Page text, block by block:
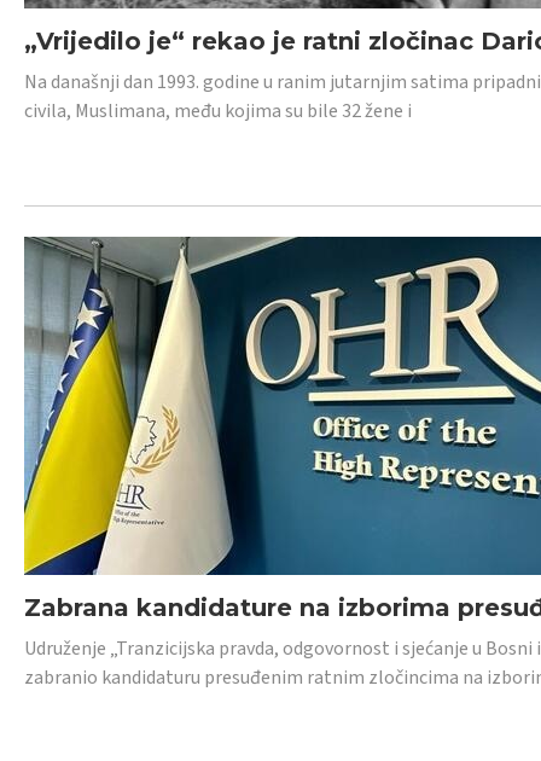
„Vrijedilo je“ rekao je ratni zločinac
Na današnji dan 1993. godine u ranim jutarnjim satima
civila, Muslimana, među kojima su bile 32 žene i
Zabrana kandidature na izborima
Udruženje „Tranzicijska pravda, odgovornost i sjećanje u
zabranio kandidaturu presuđenim ratnim zločincima na